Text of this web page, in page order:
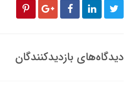
دیدگاه‌های بازدیدکنندگان